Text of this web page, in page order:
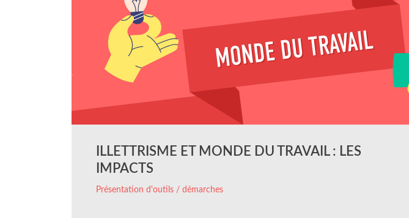
ILLETTRISME ET MONDE DU TRAVAIL : LES
IMPACTS
Présentation d'outils / démarches